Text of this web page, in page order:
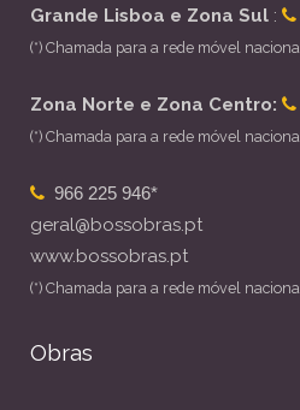
Grande Lisboa e Zona Sul :
(*) Chamada para a rede móvel nacional
Zona Norte e Zona Centro:
(*) Chamada para a rede móvel nacional
966 225 946*
geral@bossobras.pt
www.bossobras.pt
(*) Chamada para a rede móvel nacional
Obras